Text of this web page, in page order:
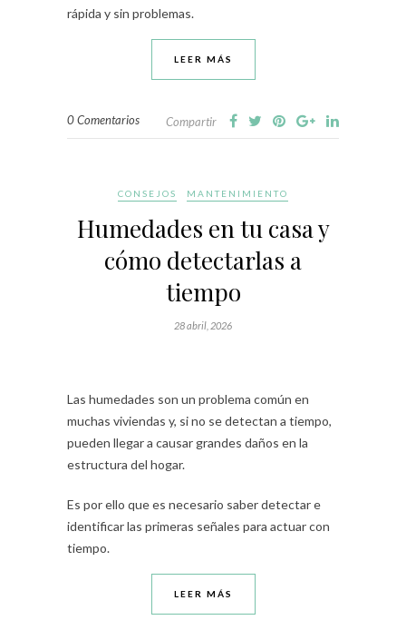
rápida y sin problemas.
LEER MÁS
0 Comentarios Compartir
CONSEJOS MANTENIMIENTO
Humedades en tu casa y
cómo detectarlas a
tiempo
28 abril, 2026
Las humedades son un problema común en
muchas viviendas y, si no se detectan a tiempo,
pueden llegar a causar grandes daños en la
estructura del hogar.
Es por ello que es necesario saber detectar e
identificar las primeras señales para actuar con
tiempo.
LEER MÁS